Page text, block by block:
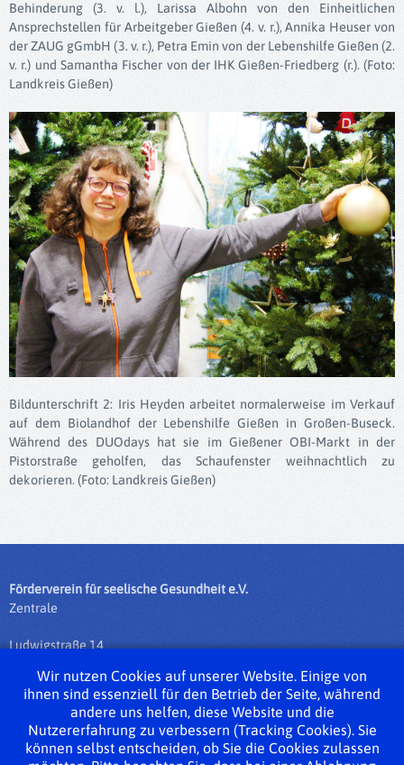
Behinderung (3. v. l.), Larissa Albohn von den Einheitlichen
Ansprechstellen für Arbeitgeber Gießen (4. v. r.), Annika Heuser von
der ZAUG gGmbH (3. v. r.), Petra Emin von der Lebenshilfe Gießen (2.
v. r.) und Samantha Fischer von der IHK Gießen-Friedberg (r.). (Foto:
Landkreis Gießen)
Bildunterschrift 2: Iris Heyden arbeitet normalerweise im Verkauf
auf dem Biolandhof der Lebenshilfe Gießen in Großen-Buseck.
Während des DUOdays hat sie im Gießener OBI-Markt in der
Pistorstraße geholfen, das Schaufenster weihnachtlich zu
dekorieren. (Foto: Landkreis Gießen)
Förderverein für seelische Gesundheit e.V.
Zentrale
Ludwigstraße 14
Tel.: 0641 / 975 76 - 0
Fax: 0641 / 975 76 - 50
info@fsg-giessen.de
Wir nutzen Cookies auf unserer Website. Einige von
ihnen sind essenziell für den Betrieb der Seite, während
andere uns helfen, diese Website und die
Nutzererfahrung zu verbessern (Tracking Cookies). Sie
können selbst entscheiden, ob Sie die Cookies zulassen